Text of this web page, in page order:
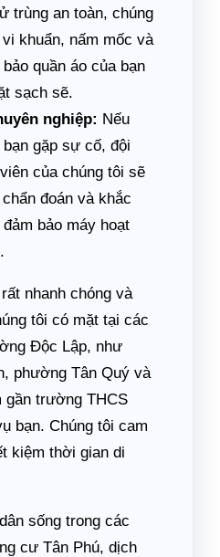
trùng an toàn, chúng
khuẩn, nấm mốc và
quần áo của bạn
sạch sẽ.
nghiệp: Nếu
gặp sự cố, đội
của chúng tôi sẽ
đoán và khắc
bảo máy hoạt
nhanh chóng và
tôi có mặt tại các
Độc Lập, như
phường Tân Quý và
gần trường THCS
bạn. Chúng tôi cam
kiệm thời gian di
sống trong các
cư Tân Phú, dịch